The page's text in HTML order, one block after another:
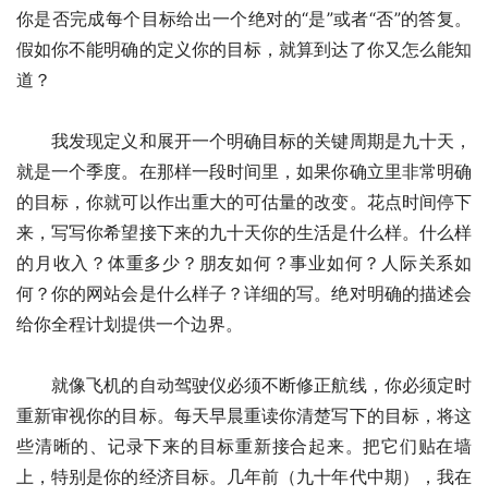
你是否完成每个目标给出一个绝对的“是”或者“否”的答复。
假如你不能明确的定义你的目标，就算到达了你又怎么能知
道？
我发现定义和展开一个明确目标的关键周期是九十天，
就是一个季度。在那样一段时间里，如果你确立里非常明确
的目标，你就可以作出重大的可估量的改变。花点时间停下
来，写写你希望接下来的九十天你的生活是什么样。什么样
的月收入？体重多少？朋友如何？事业如何？人际关系如
何？你的网站会是什么样子？详细的写。绝对明确的描述会
给你全程计划提供一个边界。
就像飞机的自动驾驶仪必须不断修正航线，你必须定时
重新审视你的目标。每天早晨重读你清楚写下的目标，将这
些清晰的、记录下来的目标重新接合起来。把它们贴在墙
上，特别是你的经济目标。几年前（九十年代中期），我在